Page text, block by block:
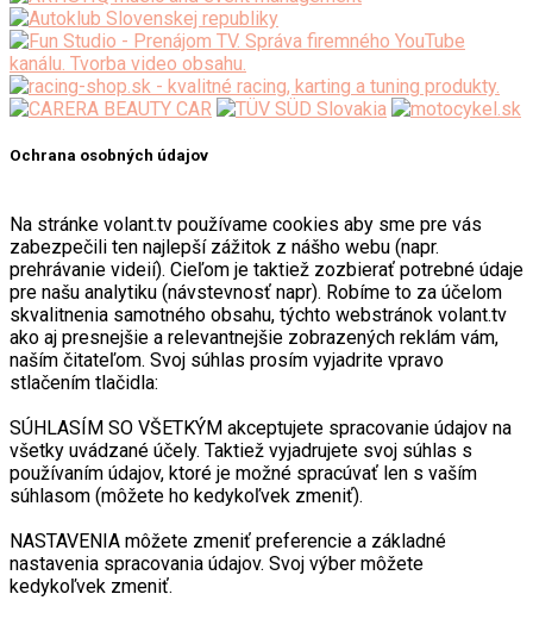
Ochrana osobných údajov
Na stránke volant.tv používame cookies aby sme pre vás
zabezpečili ten najlepší zážitok z nášho webu (napr.
prehrávanie videií). Cieľom je taktiež zozbierať potrebné údaje
pre našu analytiku (návstevnosť napr). Robíme to za účelom
skvalitnenia samotného obsahu, týchto webstránok volant.tv
ako aj presnejšie a relevantnejšie zobrazených reklám vám,
naším čitateľom. Svoj súhlas prosím vyjadrite vpravo
stlačením tlačidla:
SÚHLASÍM SO VŠETKÝM akceptujete spracovanie údajov na
všetky uvádzané účely. Taktiež vyjadrujete svoj súhlas s
používaním údajov, ktoré je možné spracúvať len s vaším
súhlasom (môžete ho kedykoľvek zmeniť).
NASTAVENIA môžete zmeniť preferencie a základné
nastavenia spracovania údajov. Svoj výber môžete
kedykoľvek zmeniť.